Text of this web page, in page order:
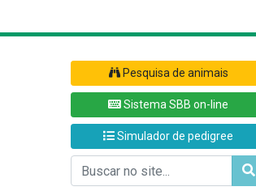
Pesquisa de animais
Sistema SBB on-line
Simulador de pedigree